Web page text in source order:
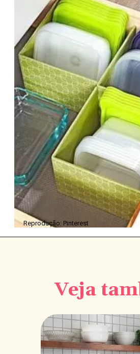
Reprodução: Pinterest
Veja